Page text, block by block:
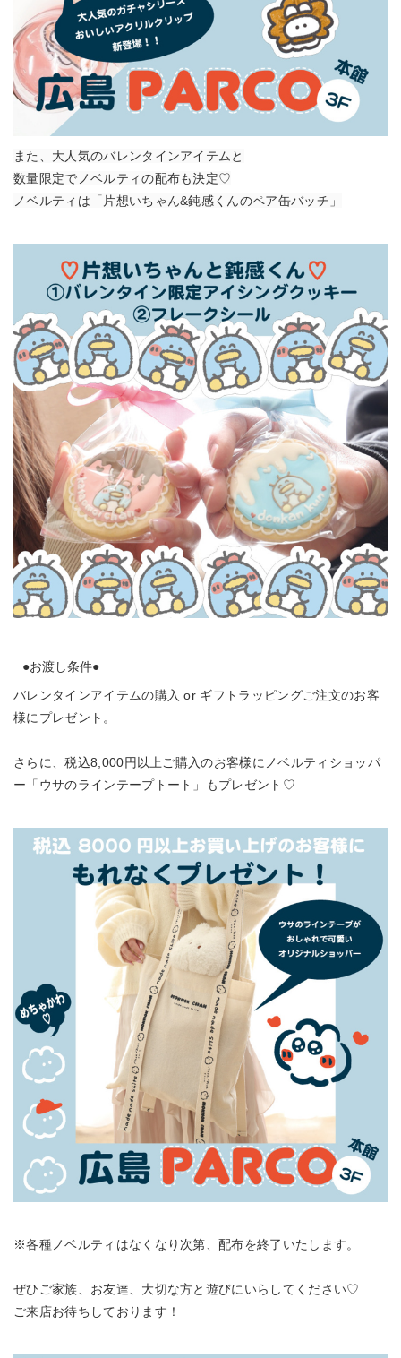
また、大人気のバレンタインアイテムと
数量限定でノベルティの配布も決定♡
ノベルティは「片想いちゃん&鈍感くんのペア缶バッチ」
●お渡し条件●
バレンタインアイテムの購入 or ギフトラッピングご注文のお客
様にプレゼント。
さらに、税込8,000円以上ご購入のお客様にノベルティショッパ
ー「ウサのラインテープトート」もプレゼント♡
※各種ノベルティはなくなり次第、配布を終了いたします。
ぜひご家族、お友達、大切な方と遊びにいらしてください♡
ご来店お待ちしております！